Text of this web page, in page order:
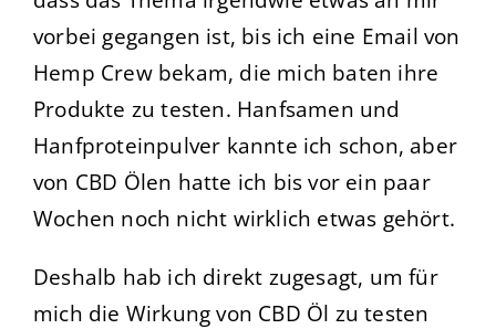
vorbei gegangen ist, bis ich eine Email von
Hemp Crew bekam, die mich baten ihre
Produkte zu testen. Hanfsamen und
Hanfproteinpulver kannte ich schon, aber
von CBD Ölen hatte ich bis vor ein paar
Wochen noch nicht wirklich etwas gehört.
Deshalb hab ich direkt zugesagt, um für
mich die Wirkung von CBD Öl zu testen